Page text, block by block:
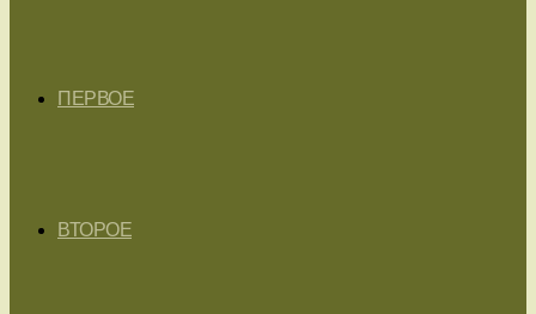
ПЕРВОЕ
ВТОРОЕ